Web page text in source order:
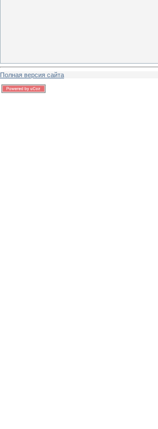
Полная версия сайта